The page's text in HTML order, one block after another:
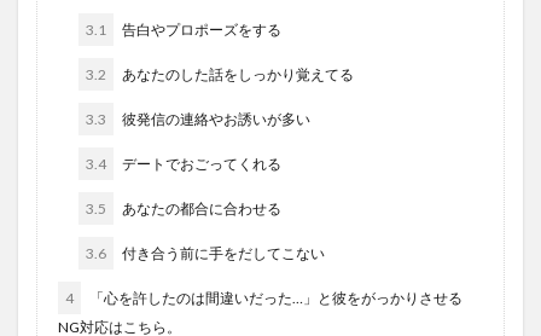
3.1 告白やプロポーズをする
3.2 あなたのした話をしっかり覚えてる
3.3 彼発信の連絡やお誘いが多い
3.4 デートでおごってくれる
3.5 あなたの都合に合わせる
3.6 付き合う前に手をだしてこない
4
「心を許したのは間違いだった…」と彼をがっかりさせる
NG対応はこちら。